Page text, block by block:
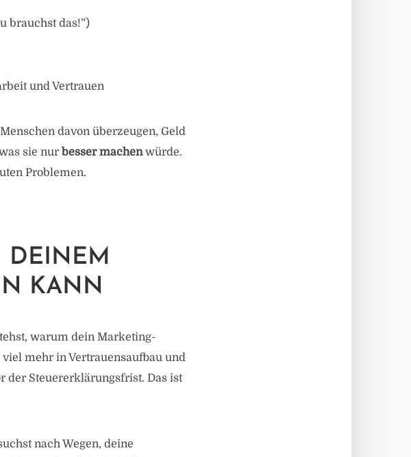
brauchst das!”)
und Vertrauen
davon überzeugen, Geld
sie nur besser machenwürde.
Problemen.
DEINEM
KANN
warum dein Marketing-
mehr in Vertrauensaufbau und
der Steuererklärungsfrist. Das ist
nach Wegen, deine